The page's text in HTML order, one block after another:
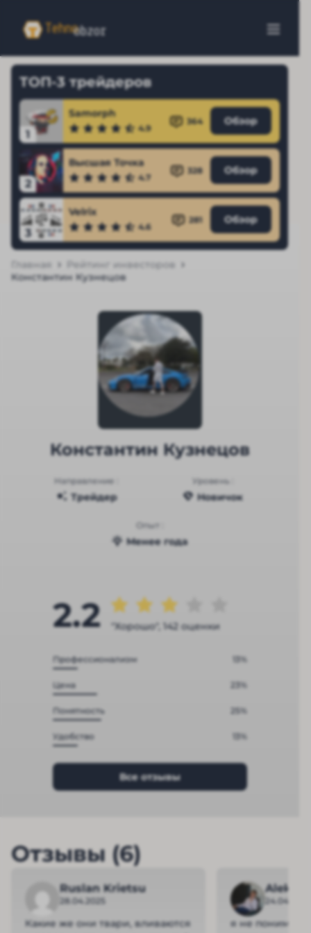
ТОП-3 трейдеров
1
Samorph
4.9
364 Обзор
2
Высшая Точка
4.7
328 Обзор
3
Velrix
4.6
281 Обзор
Главная
Рейтинг инвесторов
Константин Кузнецов
Константин Кузнецов
Направление :
Трейдер
Уровень :
Новичок
Опыт :
Менее года
2.2 "Хорошо", 142 оценки
Профессионализм 13%
Цена 23%
Понятность 25%
Удобство 13%
Все отзывы
Отзывы (6)
Ruslan Krietsu
28.04.2025
Какие же они твари, вливаются
Aleksei
24.04.2025
я не понимаю,